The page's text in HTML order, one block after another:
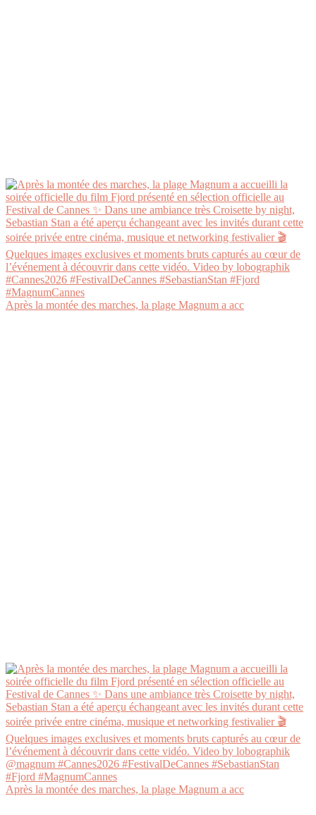
Après la montée des marches, la plage Magnum a acc
Après la montée des marches, la plage Magnum a acc